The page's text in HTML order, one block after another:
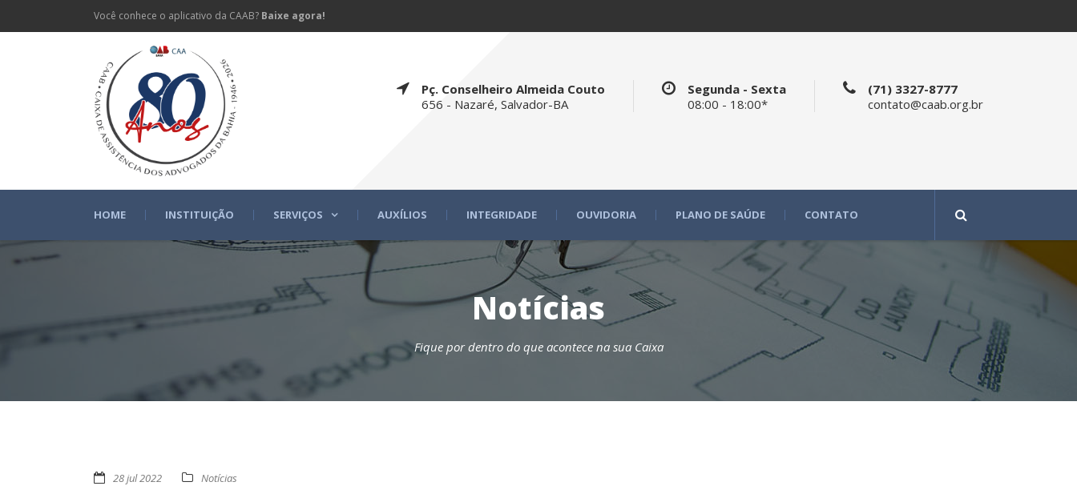
Você conhece o aplicativo da CAAB? Baixe agora!
Pç. Conselheiro Almeida Couto
656 - Nazaré, Salvador-BA
Segunda - Sexta
08:00 - 18:00*
(71) 3327-8777
contato@caab.org.br
HOME INSTITUIÇÃO SERVIÇOS AUXÍLIOS INTEGRIDADE OUVIDORIA PLANO DE SAÚDE CONTATO
Notícias
Fique por dentro do que acontece na sua Caixa
28 jul 2022 Notícias